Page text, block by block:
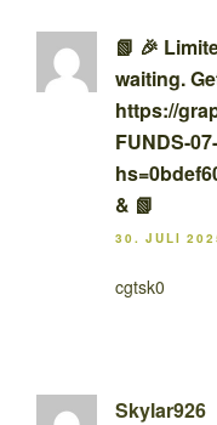
📗 🎉
waiting.
https://
FUNDS-
& 📗
30. JULI
cgtsk0
Skylar926